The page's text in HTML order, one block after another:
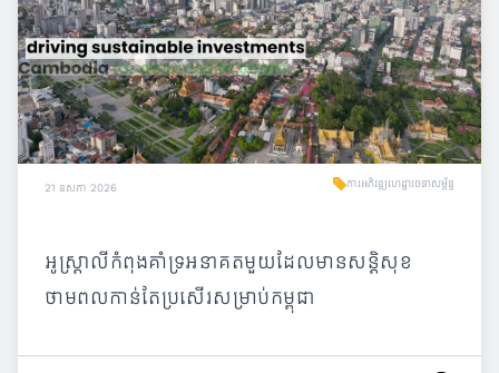
21 ឧសភា 2026 ការអភិវឌ្ឍហេដ្ឋារចនាសម្ព័ន្ធ
អូស្ត្រាលីកំពុងគាំទ្រអនាគតមួយដែលមានសន្តិសុខ
ថាមពលកាន់តែប្រសើរសម្រាប់កម្ពុជា